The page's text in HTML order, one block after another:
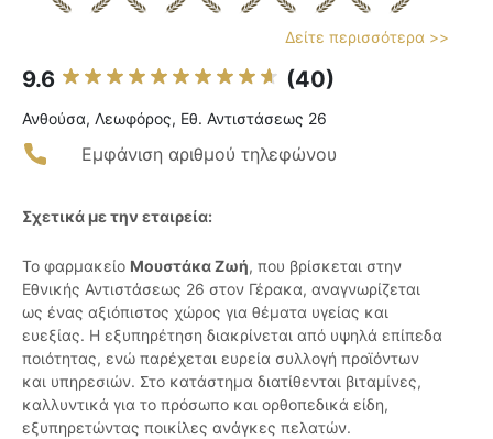
Δείτε περισσότερα >>
9.6 (40)
Ανθούσα, Λεωφόρος, Εθ. Αντιστάσεως 26
Εμφάνιση αριθμού τηλεφώνου
Σχετικά με την εταιρεία:
Το φαρμακείο Μουστάκα Ζωή, που βρίσκεται στην
Εθνικής Αντιστάσεως 26 στον Γέρακα, αναγνωρίζεται
ως ένας αξιόπιστος χώρος για θέματα υγείας και
ευεξίας. Η εξυπηρέτηση διακρίνεται από υψηλά επίπεδα
ποιότητας, ενώ παρέχεται ευρεία συλλογή προϊόντων
και υπηρεσιών. Στο κατάστημα διατίθενται βιταμίνες,
καλλυντικά για το πρόσωπο και ορθοπεδικά είδη,
εξυπηρετώντας ποικίλες ανάγκες πελατών.